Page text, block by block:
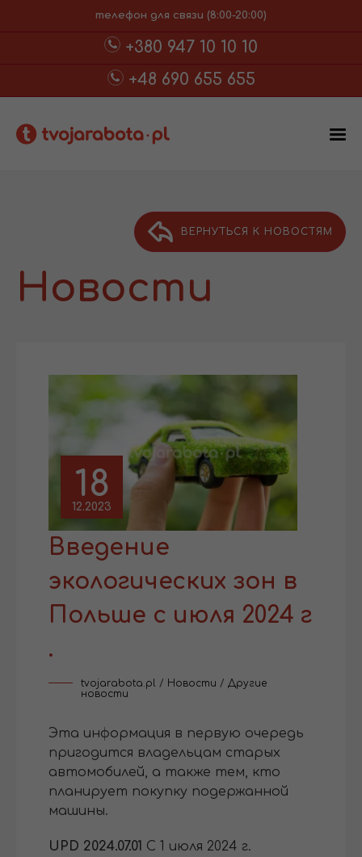
телефон для связи (8:00-20:00)
+380 947 10 10 10
+48 690 655 655
ВЕРНУТЬСЯ К НОВОСТЯМ
Новости
18
12.2023
Введение
экологических зон в
Польше с июля 2024 г
.
tvojarabota.pl / Новости / Другие
новости
Эта информация в первую очередь
пригодится владельцам старых
автомобилей, а также тем, кто
планирует покупку подержанной
машины.
UPD 2024.07.01 C 1 июля 2024 г.